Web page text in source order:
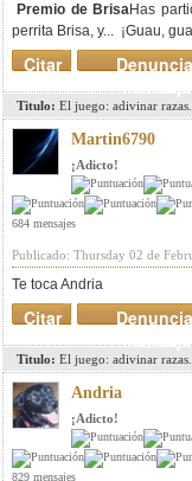
Premio de BrisaHas
perrita Brisa, y... ¡Guau,
mensaje
Citar
Titulo: El juego: adivinar
Martin6790
¡Adicto!
684 mensajes
Publicado: Thursday 02 de
Te toca Andria
mensaje
Citar
Titulo: El juego: adivinar
Andria
¡Adicto!
829 mensajes